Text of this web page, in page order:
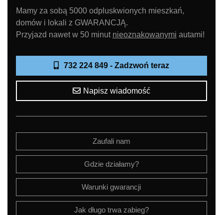
Mamy za sobą 5000 odpluskwionych mieszkań,
domów i lokali z GWARANCJĄ.
Przyjazd nawet w 50 minut nieoznakowanymi autami!
732 224 849 - Zadzwoń teraz
Napisz wiadomość
Zaufali nam
Gdzie działamy?
Warunki gwarancji
Jak długo trwa zabieg?